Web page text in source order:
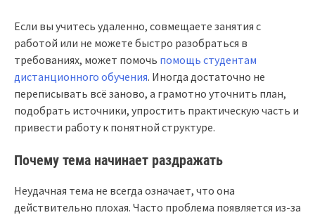
Если вы учитесь удаленно, совмещаете занятия с
работой или не можете быстро разобраться в
требованиях, может помочь помощь студентам
дистанционного обучения. Иногда достаточно не
переписывать всё заново, а грамотно уточнить план,
подобрать источники, упростить практическую часть и
привести работу к понятной структуре.
Почему тема начинает раздражать
Неудачная тема не всегда означает, что она
действительно плохая. Часто проблема появляется из-за